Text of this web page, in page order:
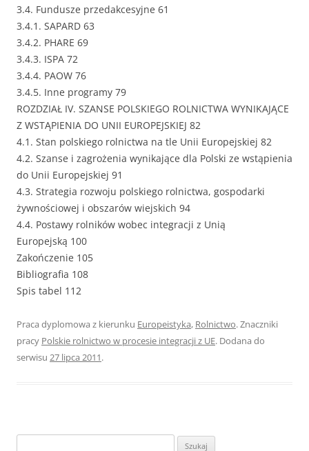
3.4. Fundusze przedakcesyjne 61
3.4.1. SAPARD 63
3.4.2. PHARE 69
3.4.3. ISPA 72
3.4.4. PAOW 76
3.4.5. Inne programy 79
ROZDZIAŁ IV. SZANSE POLSKIEGO ROLNICTWA WYNIKAJĄCE
Z WSTĄPIENIA DO UNII EUROPEJSKIEJ 82
4.1. Stan polskiego rolnictwa na tle Unii Europejskiej 82
4.2. Szanse i zagrożenia wynikające dla Polski ze wstąpienia
do Unii Europejskiej 91
4.3. Strategia rozwoju polskiego rolnictwa, gospodarki
żywnościowej i obszarów wiejskich 94
4.4. Postawy rolników wobec integracji z Unią
Europejską 100
Zakończenie 105
Bibliografia 108
Spis tabel 112
Praca dyplomowa z kierunku Europeistyka, Rolnictwo. Znaczniki
pracy Polskie rolnictwo w procesie integracji z UE. Dodana do
serwisu 27 lipca 2011.